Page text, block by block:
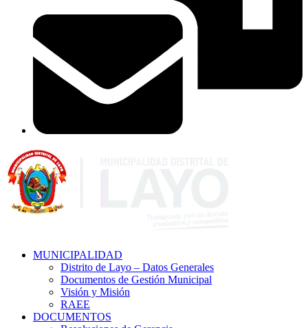
MUNICIPALIDAD
Distrito de Layo – Datos Generales
Documentos de Gestión Municipal
Visión y Misión
RAEE
DOCUMENTOS